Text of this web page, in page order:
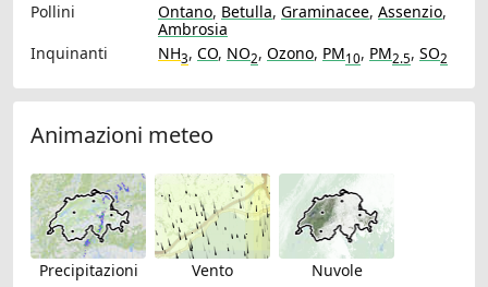
Pollini
Ontano, Betulla, Graminacee, Assenzio,
Ambrosia
Inquinanti
NH3, CO, NO2, Ozono, PM10, PM2.5, SO2
Animazioni meteo
Precipitazioni Vento Nuvole